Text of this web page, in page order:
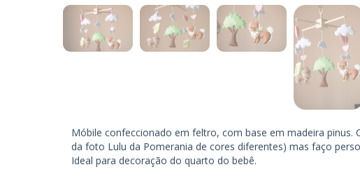
Móbile confeccionado em feltro, com base em madeira pinus.
da foto Lulu da Pomerania de cores diferentes) mas faço
Ideal para decoração do quarto do bebê.